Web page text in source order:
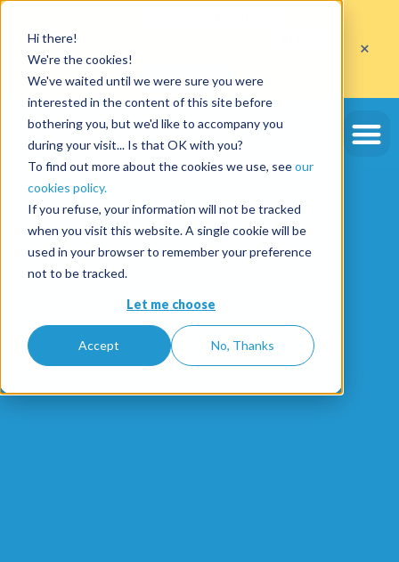
Hi there!
We're the cookies!
We've waited until we were sure you were
interested in the content of this site before
bothering you, but we'd like to accompany you
during your visit... Is that OK with you?
To find out more about the cookies we use, seeour
cookies policy.
If you refuse, your information will not be tracked
when you visit this website. A single cookie will be
used in your browser to remember your preference
not to be tracked.
Let me choose
Accept No, Thanks
sur l'ouverture d'un compte avec le code
jusqu'au 30/09/2026*
J'en profite
×